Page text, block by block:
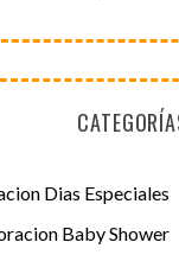
Dias Especiales
Baby Shower